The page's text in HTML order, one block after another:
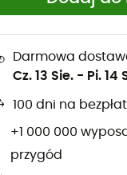
Darmowa
Cz. 13 Sie. - Pi. 14
100 dni na
+1 000 000
przygód